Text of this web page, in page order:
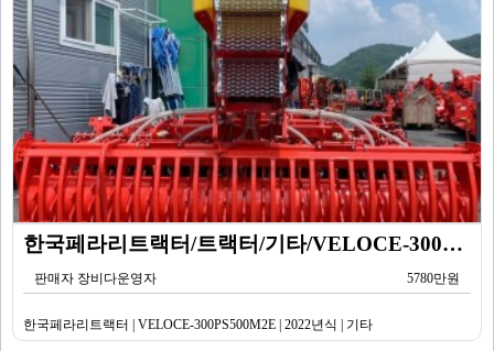
한국페라리트랙터/트랙터/기타/VELOCE-300PS500M2E/2022년식
판매자 장비다운영자 5780만원
한국페라리트랙터 | VELOCE-300PS500M2E | 2022년식 | 기타